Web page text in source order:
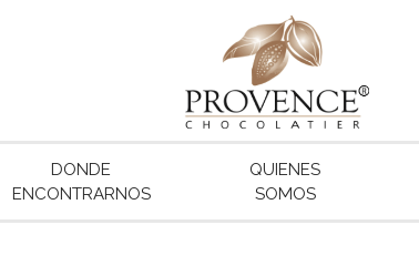
DONDE
ENCONTRARNOS
QUIENES
SOMOS